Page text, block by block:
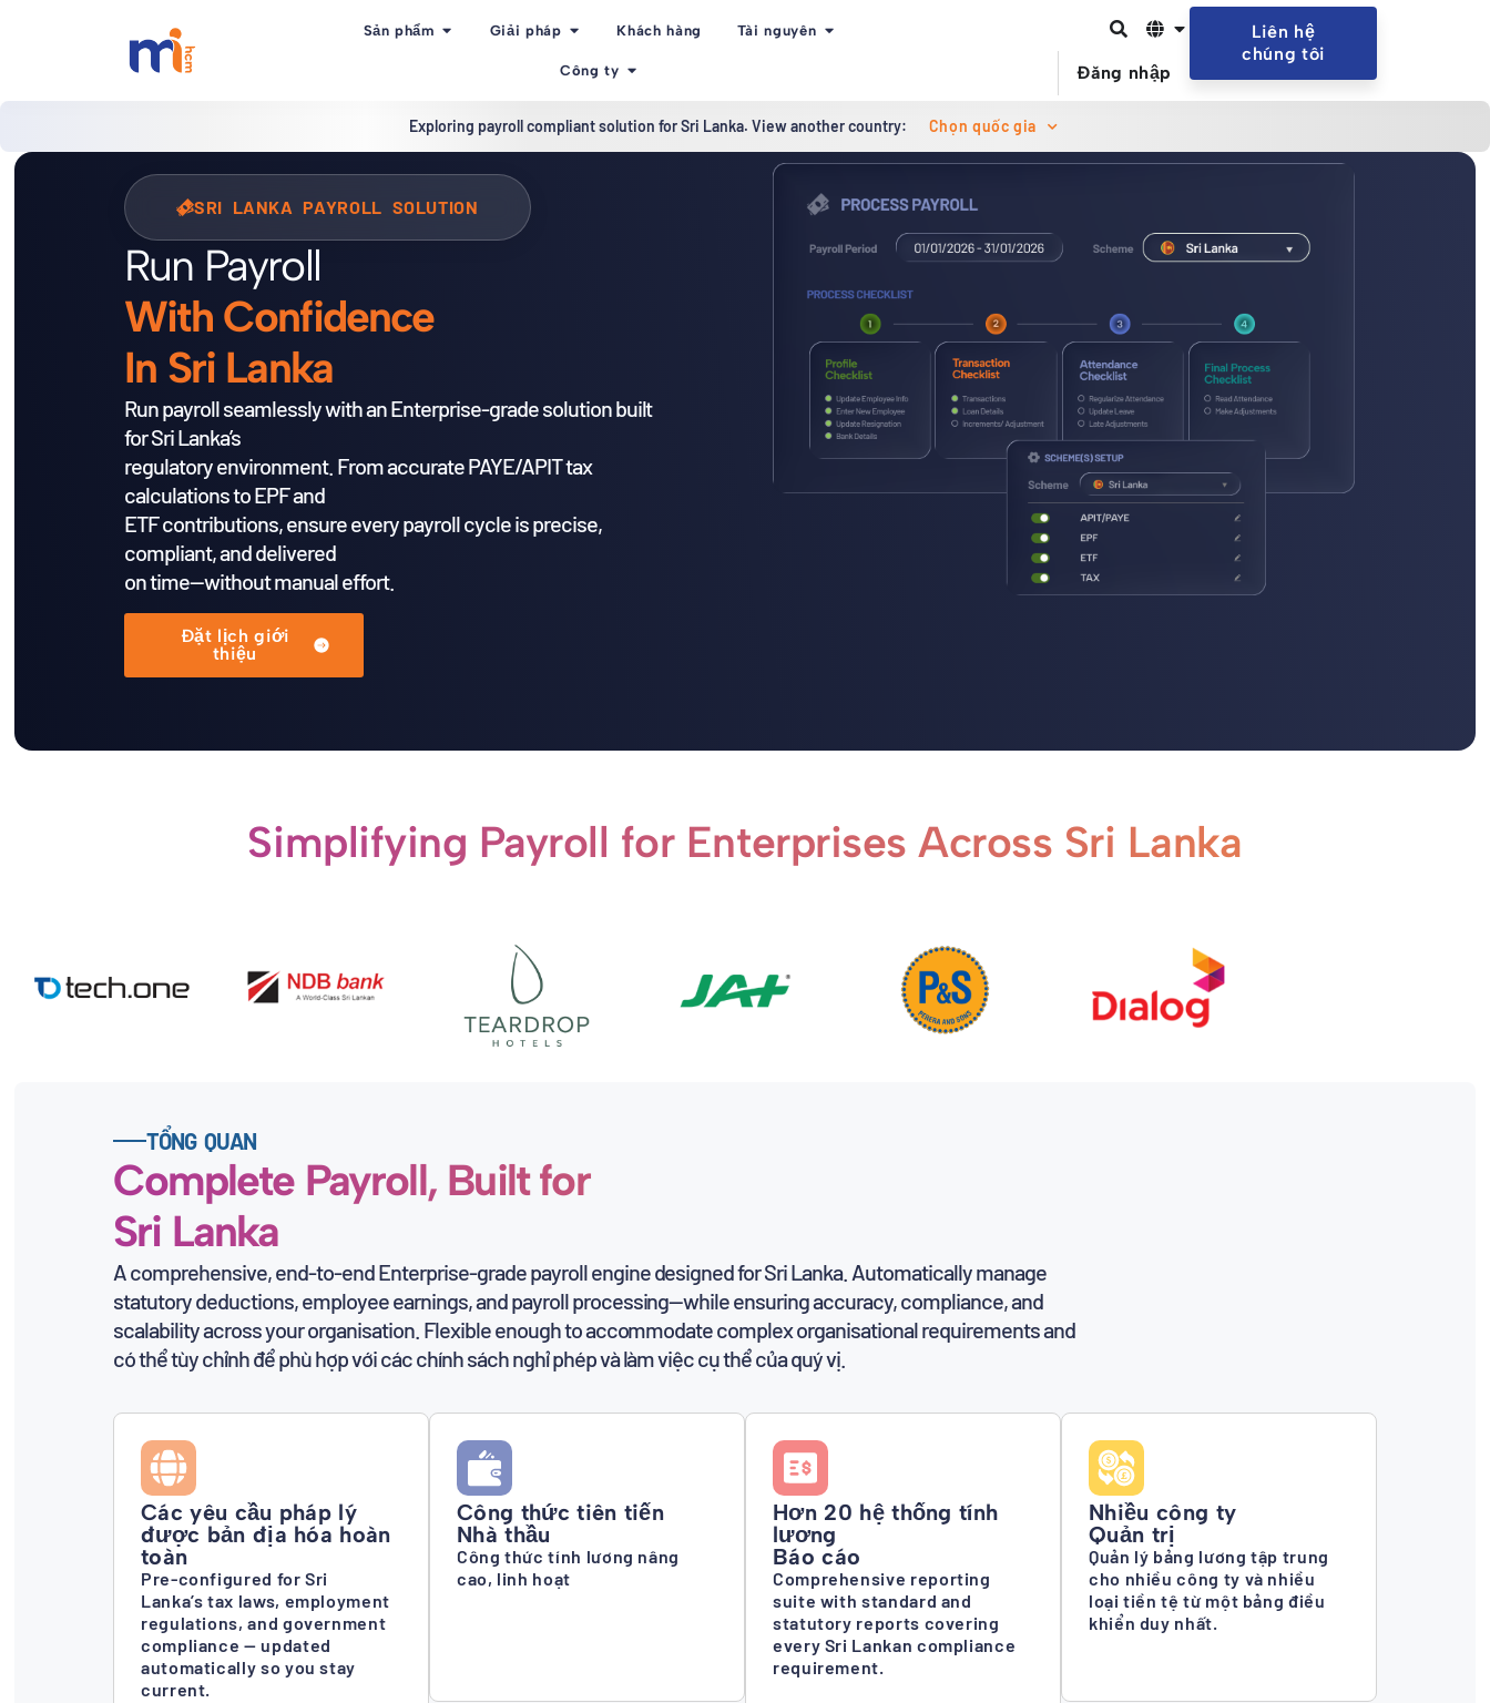
Sản phẩm Giải pháp Khách hàng Tài nguyên
Công ty Đăng nhập
Liên hệ
chúng tôi
Exploring payroll compliant solution for Sri Lanka. View another country: Chọn quốc gia
SRI LANKA PAYROLL SOLUTION
Run Payroll
With Confidence
In Sri Lanka
Run payroll seamlessly with an Enterprise-grade solution built
for Sri Lanka’s
regulatory environment. From accurate PAYE/APIT tax
calculations to EPF and
ETF contributions, ensure every payroll cycle is precise,
compliant, and delivered
on time—without manual effort.
Đặt lịch giới
thiệu
Simplifying Payroll for Enterprises Across Sri Lanka
TỔNG QUAN
Complete Payroll, Built for
Sri Lanka
A comprehensive, end-to-end Enterprise-grade payroll engine designed for Sri Lanka. Automatically manage
statutory deductions, employee earnings, and payroll processing—while ensuring accuracy, compliance, and
scalability across your organisation. Flexible enough to accommodate complex organisational requirements and
có thể tùy chỉnh để phù hợp với các chính sách nghỉ phép và làm việc cụ thể của quý vị.
Các yêu cầu pháp lý
được bản địa hóa hoàn
toàn
Pre-configured for Sri
Lanka’s tax laws, employment
regulations, and government
compliance — updated
automatically so you stay
current.
Công thức tiên tiến
Nhà thầu
Công thức tính lương nâng
cao, linh hoạt
Hơn 20 hệ thống tính
lương
Báo cáo
Comprehensive reporting
suite with standard and
statutory reports covering
every Sri Lankan compliance
requirement.
Nhiều công ty
Quản trị
Quản lý bảng lương tập trung
cho nhiều công ty và nhiều
loại tiền tệ từ một bảng điều
khiển duy nhất.